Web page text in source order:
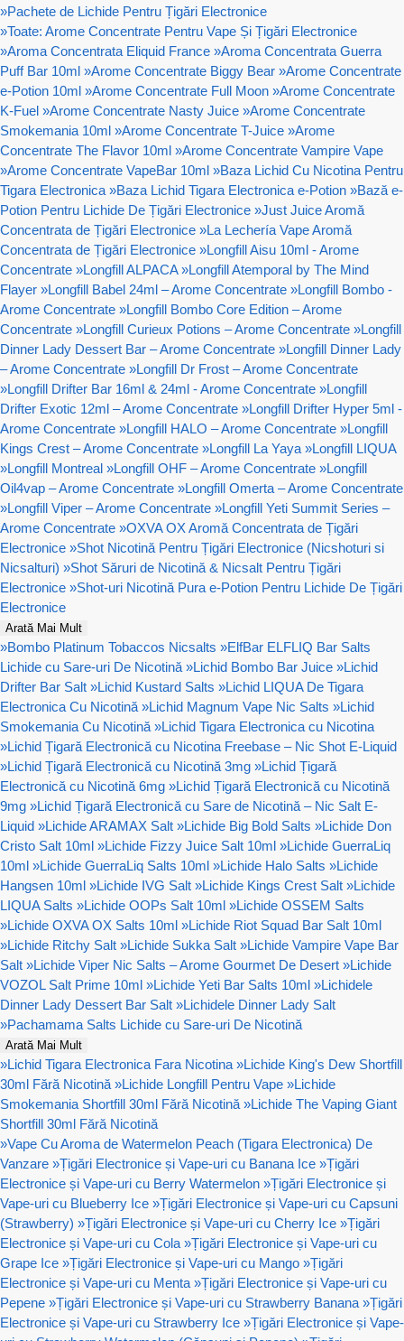
»Pachete de Lichide Pentru Țigări Electronice
»Toate: Arome Concentrate Pentru Vape Și Țigări Electronice
»Aroma Concentrata Eliquid France »Aroma Concentrata Guerra
Puff Bar 10ml »Arome Concentrate Biggy Bear »Arome Concentrate
e-Potion 10ml »Arome Concentrate Full Moon »Arome Concentrate
K-Fuel »Arome Concentrate Nasty Juice »Arome Concentrate
Smokemania 10ml »Arome Concentrate T-Juice »Arome
Concentrate The Flavor 10ml »Arome Concentrate Vampire Vape
»Arome Concentrate VapeBar 10ml »Baza Lichid Cu Nicotina Pentru
Tigara Electronica »Baza Lichid Tigara Electronica e-Potion »Bază e-
Potion Pentru Lichide De Țigări Electronice »Just Juice Aromă
Concentrata de Țigări Electronice »La Lechería Vape Aromă
Concentrata de Țigări Electronice »Longfill Aisu 10ml - Arome
Concentrate »Longfill ALPACA »Longfill Atemporal by The Mind
Flayer »Longfill Babel 24ml – Arome Concentrate »Longfill Bombo -
Arome Concentrate »Longfill Bombo Core Edition – Arome
Concentrate »Longfill Curieux Potions – Arome Concentrate »Longfill
Dinner Lady Dessert Bar – Arome Concentrate »Longfill Dinner Lady
– Arome Concentrate »Longfill Dr Frost – Arome Concentrate
»Longfill Drifter Bar 16ml & 24ml - Arome Concentrate »Longfill
Drifter Exotic 12ml – Arome Concentrate »Longfill Drifter Hyper 5ml -
Arome Concentrate »Longfill HALO – Arome Concentrate »Longfill
Kings Crest – Arome Concentrate »Longfill La Yaya »Longfill LIQUA
»Longfill Montreal »Longfill OHF – Arome Concentrate »Longfill
Oil4vap – Arome Concentrate »Longfill Omerta – Arome Concentrate
»Longfill Viper – Arome Concentrate »Longfill Yeti Summit Series –
Arome Concentrate »OXVA OX Aromă Concentrata de Țigări
Electronice »Shot Nicotină Pentru Țigări Electronice (Nicshoturi si
Nicsalturi) »Shot Săruri de Nicotină & Nicsalt Pentru Țigări
Electronice »Shot-uri Nicotină Pura e-Potion Pentru Lichide De Țigări
Electronice
Arată Mai Mult
»Bombo Platinum Tobaccos Nicsalts »ElfBar ELFLIQ Bar Salts
Lichide cu Sare-uri De Nicotină »Lichid Bombo Bar Juice »Lichid
Drifter Bar Salt »Lichid Kustard Salts »Lichid LIQUA De Tigara
Electronica Cu Nicotină »Lichid Magnum Vape Nic Salts »Lichid
Smokemania Cu Nicotină »Lichid Tigara Electronica cu Nicotina
»Lichid Țigară Electronică cu Nicotina Freebase – Nic Shot E-Liquid
»Lichid Țigară Electronică cu Nicotină 3mg »Lichid Țigară
Electronică cu Nicotină 6mg »Lichid Țigară Electronică cu Nicotină
9mg »Lichid Țigară Electronică cu Sare de Nicotină – Nic Salt E-
Liquid »Lichide ARAMAX Salt »Lichide Big Bold Salts »Lichide Don
Cristo Salt 10ml »Lichide Fizzy Juice Salt 10ml »Lichide GuerraLiq
10ml »Lichide GuerraLiq Salts 10ml »Lichide Halo Salts »Lichide
Hangsen 10ml »Lichide IVG Salt »Lichide Kings Crest Salt »Lichide
LIQUA Salts »Lichide OOPs Salt 10ml »Lichide OSSEM Salts
»Lichide OXVA OX Salts 10ml »Lichide Riot Squad Bar Salt 10ml
»Lichide Ritchy Salt »Lichide Sukka Salt »Lichide Vampire Vape Bar
Salt »Lichide Viper Nic Salts – Arome Gourmet De Desert »Lichide
VOZOL Salt Prime 10ml »Lichide Yeti Bar Salts 10ml »Lichidele
Dinner Lady Dessert Bar Salt »Lichidele Dinner Lady Salt
»Pachamama Salts Lichide cu Sare-uri De Nicotină
Arată Mai Mult
»Lichid Tigara Electronica Fara Nicotina »Lichide King's Dew Shortfill
30ml Fără Nicotină »Lichide Longfill Pentru Vape »Lichide
Smokemania Shortfill 30ml Fără Nicotină »Lichide The Vaping Giant
Shortfill 30ml Fără Nicotină
»Vape Cu Aroma de Watermelon Peach (Tigara Electronica) De
Vanzare »Țigări Electronice și Vape-uri cu Banana Ice »Țigări
Electronice și Vape-uri cu Berry Watermelon »Țigări Electronice și
Vape-uri cu Blueberry Ice »Țigări Electronice și Vape-uri cu Capsuni
(Strawberry) »Țigări Electronice și Vape-uri cu Cherry Ice »Țigări
Electronice și Vape-uri cu Cola »Țigări Electronice și Vape-uri cu
Grape Ice »Țigări Electronice și Vape-uri cu Mango »Țigări
Electronice și Vape-uri cu Menta »Țigări Electronice și Vape-uri cu
Pepene »Țigări Electronice și Vape-uri cu Strawberry Banana »Țigări
Electronice și Vape-uri cu Strawberry Ice »Țigări Electronice și Vape-